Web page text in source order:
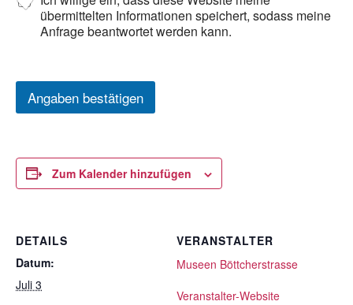
übermittelten Informationen speichert, sodass meine
Anfrage beantwortet werden kann.
Angaben bestätigen
Zum Kalender hinzufügen
DETAILS
Datum:
Juli 3
VERANSTALTER
Museen Böttcherstrasse
Veranstalter-Website